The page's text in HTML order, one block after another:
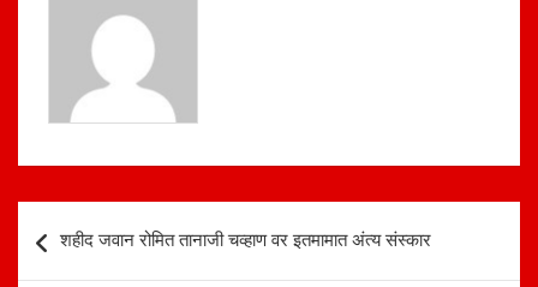
p
p
o
k
navigation
शहीद जवान रोमित तानाजी चव्हाण वर इतमामात अंत्य संस्कार